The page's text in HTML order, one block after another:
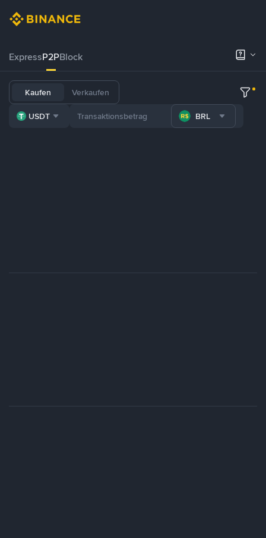
ExpressP2PBlock
Kaufen Verkaufen
USDT BRL